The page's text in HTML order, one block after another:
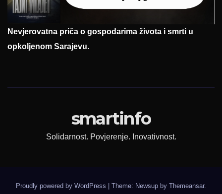
Nevjerovatna priča o gospodarima života i smrti u
opkoljenom Sarajevu.
smartinfo
Solidarnost. Povjerenje. Inovativnost.
Proudly powered by WordPress Theme: Newsup by Themeansar.